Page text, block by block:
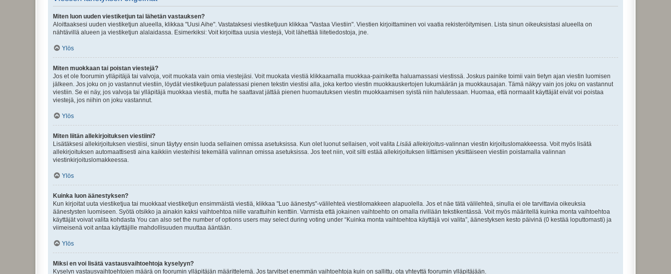
Miten luon uuden viestiketjun tai lähetän vastauksen?
Aloittaaksesi uuden viestiketjun alueella, klikkaa "Uusi Aihe". Vastataksesi viestiketjuun klikkaa "Vastaa Viestiin". Viestien kirjoittaminen voi vaatia rekisteröitymisen. Lista sinun oikeuksistasi alueella on
nähtävillä alueen ja viestiketjun alalaidassa. Esimerkiksi: Voit kirjoittaa uusia viestejä, Voit lähettää liitetiedostoja, jne.
Ylös
Miten muokkaan tai poistan viestejä?
Jos et ole foorumin ylläpitäjä tai valvoja, voit muokata vain omia viestejäsi. Voit muokata viestiä klikkaamalla muokkaa-painiketta haluamassasi viestissä. Joskus painike toimii vain tietyn ajan viestin luomisen
jälkeen. Jos joku on jo vastannut viestiin, löydät viestiketjuun palatessasi pienen tekstin viestisi alla, joka kertoo viestin muokkauskertojen lukumäärän ja muokkausajan. Tämä näkyy vain jos joku on vastannut
viestiin. Se ei näy, jos valvoja tai ylläpitäjä muokkaa viestiä, mutta he saattavat jättää pienen huomautuksen viestin muokkaamisen syistä niin halutessaan. Huomaa, että normaalit käyttäjät eivät voi poistaa
viestejä, jos niihin on joku vastannut.
Ylös
Miten liitän allekirjoituksen viestiini?
Lisätäksesi allekirjoituksen viestiisi, sinun täytyy ensin luoda sellainen omissa asetuksissa. Kun olet luonut sellaisen, voit valita Lisää allekirjoitus-valinnan viestin kirjoituslomakkeessa. Voit myös lisätä
allekirjoituksen automaattisesti aina kaikkiin viesteihisi tekemällä valinnan omissa asetuksissa. Jos teet niin, voit silti estää allekirjoituksen liittämisen yksittäiseen viestiin poistamalla valinnan
viestinkirjoituslomakkeessa.
Ylös
Kuinka luon äänestyksen?
Kun kirjoitat uuta viestiketjua tai muokkaat viestiketjun ensimmäistä viestiä, klikkaa "Luo äänestys"-välilehteä viestilomakkeen alapuolella. Jos et näe tätä välilehteä, sinulla ei ole tarvittavia oikeuksia
äänestysten luomiseen. Syötä otsikko ja ainakin kaksi vaihtoehtoa niille varattuihin kenttiin. Varmista että jokainen vaihtoehto on omalla rivillään tekstikentässä. Voit myös määritellä kuinka monta vaihtoehtoa
käyttäjät voivat valita kohdasta You can also set the number of options users may select during voting under “Kuinka monta vaihtoehtoa käyttäjä voi valita”, äänestyksen kesto päivinä (0 kestää loputtomasti) ja
viimeisenä voit antaa käyttäjille mahdollisuuden muuttaa ääntään.
Ylös
Miksi en voi lisätä vastausvaihtoehtoja kyselyyn?
Kyselyn vastausvaihtoehtojen määrä on foorumin ylläpitäjän määrittelemä. Jos tarvitset enemmän vaihtoehtoja kuin on sallittu, ota yhteyttä foorumin ylläpitäjään.